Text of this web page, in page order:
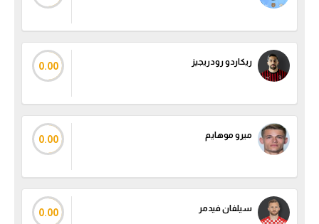
الكرة الأوروبية
الكرة الإفريقية
منتخب مصر
سعودي في الجول
الدوري الإسباني
دوري أبطال أوروبا
ريكاردو رودريجيز 0.00
ميرو موهايم 0.00
سيلفان فيدمر 0.00